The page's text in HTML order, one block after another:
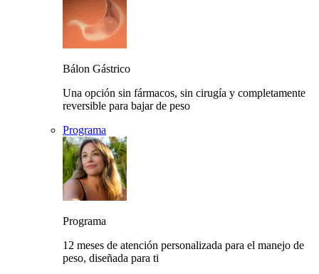
Bálon Gástrico
Una opción sin fármacos, sin cirugía y completamente
reversible para bajar de peso
Programa
Programa
12 meses de atención personalizada para el manejo de
peso, diseñada para ti